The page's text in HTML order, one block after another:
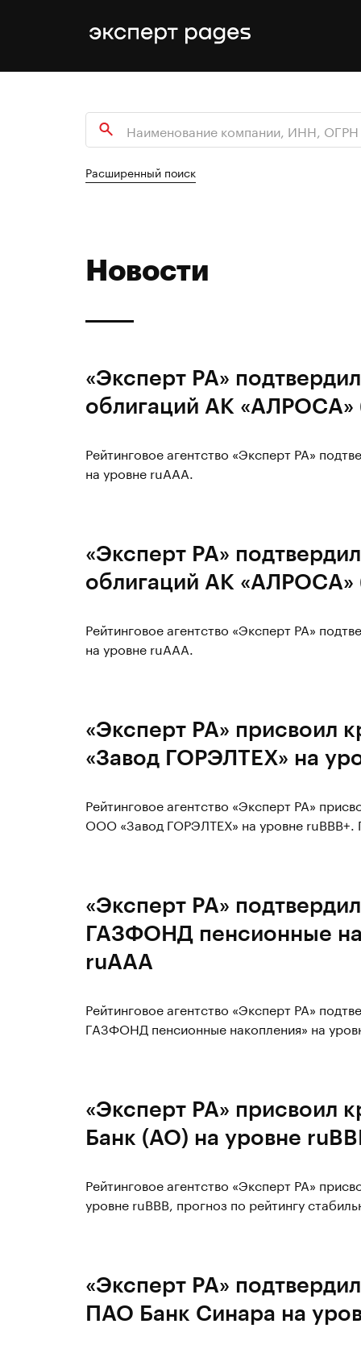
Расширенный поиск
Новости
«Эксперт РА»
облигаций АК
Рейтинговое агентство «Эксперт РА»
на уровне ruAAA.
«Эксперт РА»
облигаций АК
Рейтинговое агентство «Эксперт РА»
на уровне ruAAA.
«Эксперт РА» присвоил
«Завод ГОРЭЛТЕХ» на
Рейтинговое агентство «Эксперт РА»
ООО «Завод ГОРЭЛТЕХ» на уровне ruBBB+.
«Эксперт РА»
ГАЗФОНД пенсионные
ruAAА
Рейтинговое агентство «Эксперт РА»
ГАЗФОНД пенсионные накопления» на
«Эксперт РА» присвоил
Банк (АО) на уровне
Рейтинговое агентство «Эксперт РА»
уровне ruBBB, прогноз по рейтингу
«Эксперт РА»
ПАО Банк Синара на